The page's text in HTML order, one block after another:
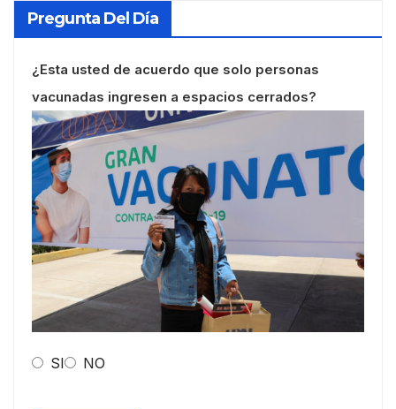
Pregunta Del Día
¿Esta usted de acuerdo que solo personas
vacunadas ingresen a espacios cerrados?
SI NO